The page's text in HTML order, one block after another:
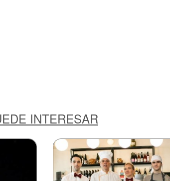
INTERESAR